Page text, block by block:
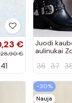
€
€
41
Juodi
aulinukai
36 37
−30%
Nauja